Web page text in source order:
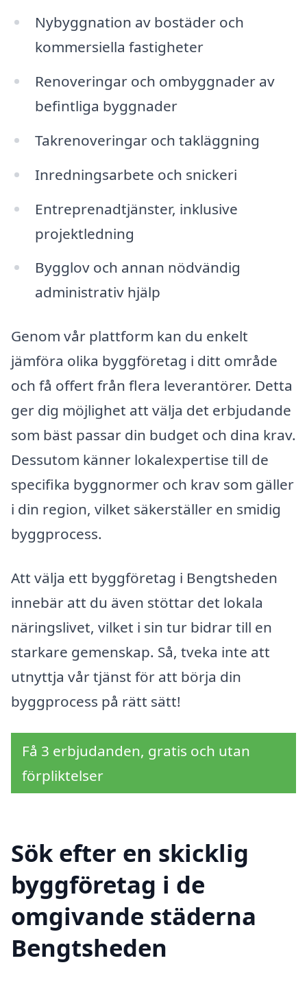
Nybyggnation av bostäder och
kommersiella fastigheter
Renoveringar och ombyggnader av
befintliga byggnader
Takrenoveringar och takläggning
Inredningsarbete och snickeri
Entreprenadtjänster, inklusive
projektledning
Bygglov och annan nödvändig
administrativ hjälp
Genom vår plattform kan du enkelt
jämföra olika byggföretag i ditt område
och få offert från flera leverantörer. Detta
ger dig möjlighet att välja det erbjudande
som bäst passar din budget och dina krav.
Dessutom känner lokalexpertise till de
specifika byggnormer och krav som gäller
i din region, vilket säkerställer en smidig
byggprocess.
Att välja ett byggföretag i Bengtsheden
innebär att du även stöttar det lokala
näringslivet, vilket i sin tur bidrar till en
starkare gemenskap. Så, tveka inte att
utnyttja vår tjänst för att börja din
byggprocess på rätt sätt!
Få 3 erbjudanden, gratis och utan
förpliktelser
Sök efter en skicklig
byggföretag i de
omgivande städerna
Bengtsheden